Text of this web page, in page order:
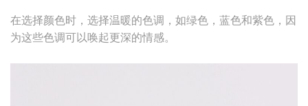
在选择颜色时，选择温暖的色调，如绿色，蓝色和紫色，因
为这些色调可以唤起更深的情感。